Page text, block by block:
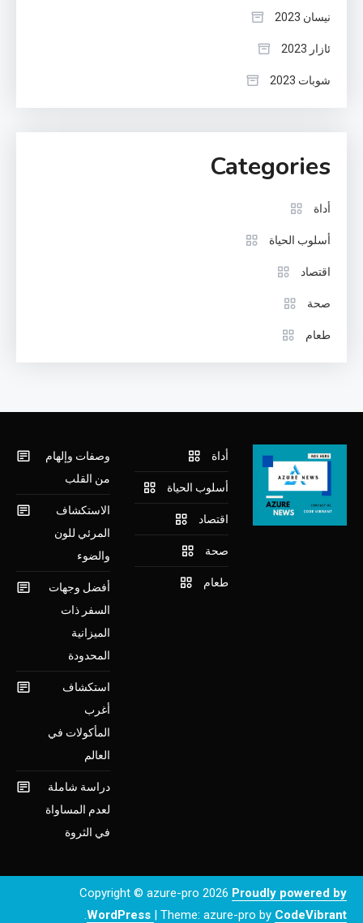
نیسان 2023
ئازار 2023
شوبات 2023
Categories
أداة
أسلوب الحياة
اقتصاد
صحة
طعام
أداة
أسلوب الحياة
اقتصاد
صحة
طعام
وصفات وإلهام
من القلب
الاستكشاف
المرئي للون
والضوء
أفضل وجهات
السفر ذات
الميزانية
المحدودة
استكشاف
أغرب
المأكولات في
العالم
دراسة شاملة
لعدم المساواة
في الثروة
Copyright © azure-pro 2026 Proudly powered by
WordPress | Theme: azure-pro by CodeVibrant
.